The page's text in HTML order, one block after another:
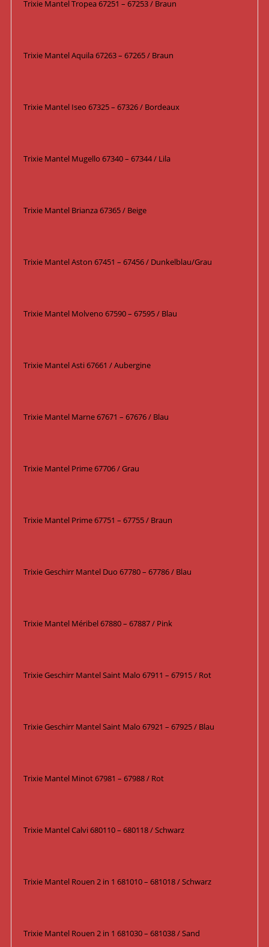
Trixie Mantel Tropea 67251 – 67253 / Braun
Trixie Mantel Aquila 67263 – 67265 / Braun
Trixie Mantel Iseo 67325 – 67326 / Bordeaux
Trixie Mantel Mugello 67340 – 67344 / Lila
Trixie Mantel Brianza 67365 / Beige
Trixie Mantel Aston 67451 – 67456 / Dunkelblau/Grau
Trixie Mantel Molveno 67590 – 67595 / Blau
Trixie Mantel Asti 67661 / Aubergine
Trixie Mantel Marne 67671 – 67676 / Blau
Trixie Mantel Prime 67706 / Grau
Trixie Mantel Prime 67751 – 67755 / Braun
Trixie Geschirr Mantel Duo 67780 – 67786 / Blau
Trixie Mantel Méribel 67880 – 67887 / Pink
Trixie Geschirr Mantel Saint Malo 67911 – 67915 / Rot
Trixie Geschirr Mantel Saint Malo 67921 – 67925 / Blau
Trixie Mantel Minot 67981 – 67988 / Rot
Trixie Mantel Calvi 680110 – 680118 / Schwarz
Trixie Mantel Rouen 2 in 1 681010 – 681018 / Schwarz
Trixie Mantel Rouen 2 in 1 681030 – 681038 / Sand